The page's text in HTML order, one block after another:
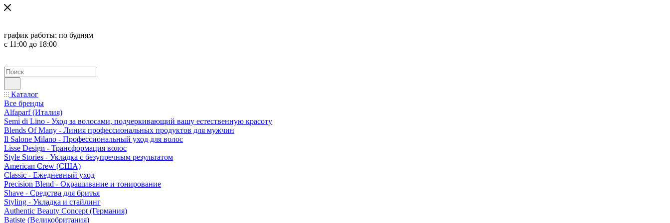
график работы: по будням
с 11:00 до 18:00
Каталог
Все бренды
Alfaparf (Италия)
Semi di Lino - Уход за волосами, подчеркивающий вашу естественную красоту
Blends Of Many - Линия профессиональных продуктов для мужчин
Il Salone Milano - Профессиональный уход для волос
Lisse Design - Трансформация волос
Style Stories - Укладка с безупречным результатом
American Crew (США)
Classic - Ежедневный уход
Precision Blend - Окрашивание и тонирование
Shave - Средства для бритья
Styling - Укладка и стайлинг
Authentic Beauty Concept (Германия)
Batiste (Великобритания)